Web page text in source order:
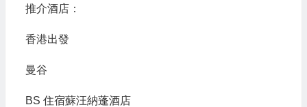
推介酒店：
香港出發
曼谷
BS 住宿蘇汪納蓬酒店